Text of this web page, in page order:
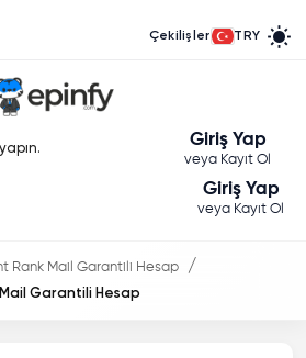
Çekilişler TRY
Giriş Yap
veya Kayıt Ol
Giriş Yap
veya Kayıt Ol
Rank Mail Garantili Hesap
Garantili Hesap